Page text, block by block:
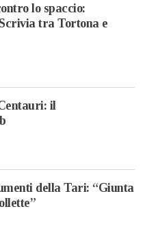
lo spaccio:
tra Tortona e
il
della Tari: “Giunta